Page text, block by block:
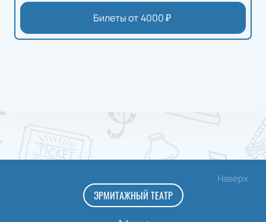
Билеты от 4000₽
Наверх
ЭРМИТАЖНЫЙ ТЕАТР